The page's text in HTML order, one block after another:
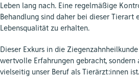
Leben lang nach. Eine regelmäßige
Behandlung sind daher bei dieser Tierart
Lebensqualität zu erhalten.
Dieser Exkurs in die
wertvolle Erfahrungen gebracht,
vielseitig unser Beruf als Tierärzt:innen